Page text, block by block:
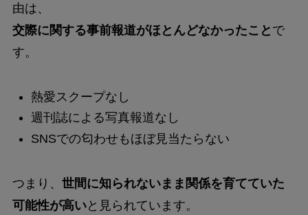
由は、
交際に関する事前報道がほとんどなかったこと で
す。
熱愛スクープなし
週刊誌による写真報道なし
SNSでの匂わせもほぼ見当たらない
つまり、 世間に知られないまま関係を育てていた
可能性が高いと見られています。